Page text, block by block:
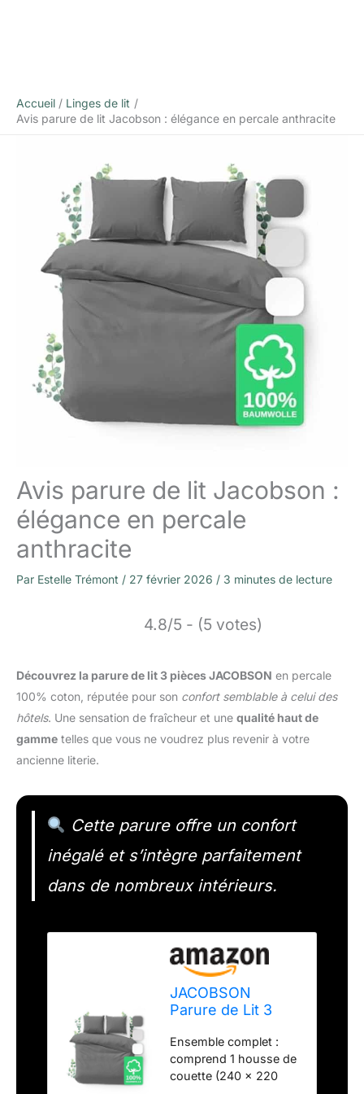
Accueil
Linges de lit
Avis parure de lit Jacobson : élégance en percale anthracite
Avis parure de lit Jacobson :
élégance en percale
anthracite
Par Estelle Trémont / 27 février 2026 / 3 minutes de lecture
4.8/5 - (5 votes)
Découvrez la parure de lit 3 pièces JACOBSON en percale
100% coton, réputée pour son confort semblable à celui des
hôtels. Une sensation de fraîcheur et une qualité haut de
gamme telles que vous ne voudrez plus revenir à votre
ancienne literie.
Cette parure offre un confort
inégalé et s’intègre parfaitement
dans de nombreux intérieurs.
JACOBSON
Parure de Lit 3
100% Coton -
Housse de
Couette 240 x
Ensemble complet :
comprend 1 housse de
couette (240 x 220